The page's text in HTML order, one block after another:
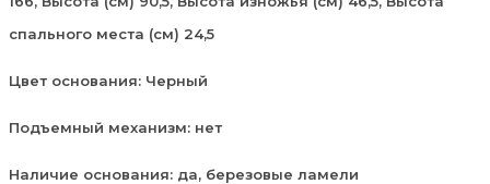
спального места (см) 24,5
Цвет основания: Черный
Подъемный механизм: нет
Наличие основания: да, березовые ламели